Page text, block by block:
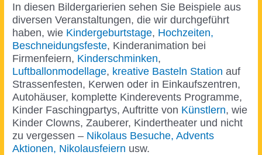
In diesen Bildergarierien sehen Sie Beispiele aus
diversen Veranstaltungen, die wir durchgeführt
haben, wie Kindergeburtstage, Hochzeiten,
Beschneidungsfeste, Kinderanimation bei
Firmenfeiern, Kinderschminken,
Luftballonmodellage, kreative Basteln Station auf
Strassenfesten, Kerwen oder in Einkaufszentren,
Autohäuser, komplette Kinderevents Programme,
Kinder Faschingpartys, Auftritte von Künstlern, wie
Kinder Clowns, Zauberer, Kindertheater und nicht
zu vergessen – Nikolaus Besuche, Advents
Aktionen, Nikolausfeiern usw.